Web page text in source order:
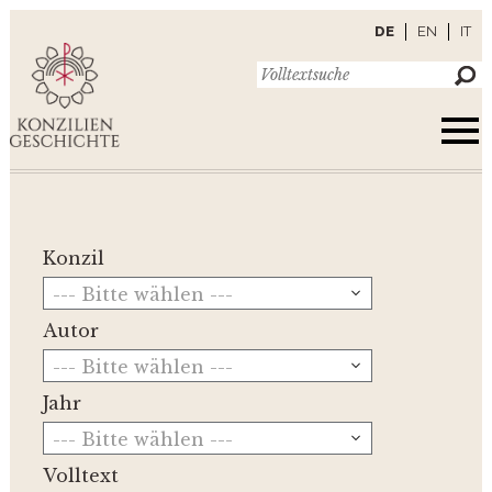
DE EN IT
Konzil
--- Bitte wählen ---
Autor
--- Bitte wählen ---
Jahr
--- Bitte wählen ---
Volltext